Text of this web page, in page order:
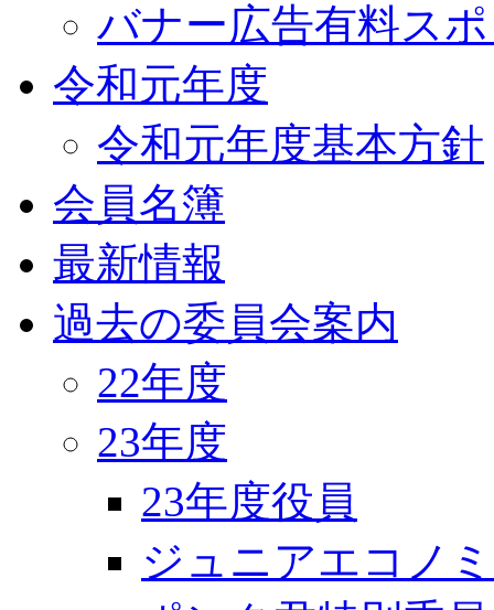
バナー広告有料ス
令和元年度
令和元年度基本方針
会員名簿
最新情報
過去の委員会案内
22年度
23年度
23年度役員
ジュニアエコノ